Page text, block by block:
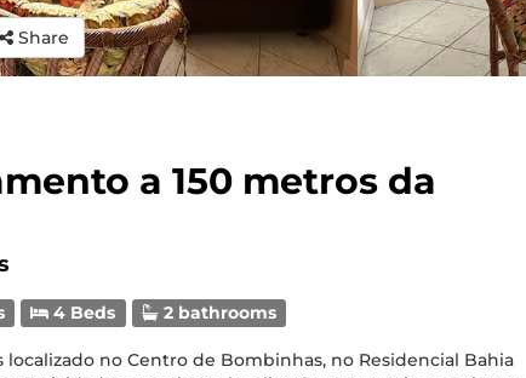
Share
a 150 metros da
4 Beds 2 bathrooms
no Centro de Bombinhas, no Residencial Bahia